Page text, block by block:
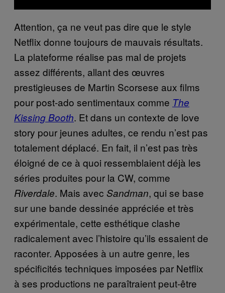
Attention, ça ne veut pas dire que le style
Netflix donne toujours de mauvais résultats.
La plateforme réalise pas mal de projets
assez différents, allant des œuvres
prestigieuses de Martin Scorsese aux films
pour post-ado sentimentaux comme The
Kissing Booth. Et dans un contexte de love
story pour jeunes adultes, ce rendu n’est pas
totalement déplacé. En fait, il n’est pas très
éloigné de ce à quoi ressemblaient déjà les
séries produites pour la CW, comme
Riverdale. Mais avec Sandman, qui se base
sur une bande dessinée appréciée et très
expérimentale, cette esthétique clashe
radicalement avec l’histoire qu’ils essaient de
raconter. Apposées à un autre genre, les
spécificités techniques imposées par Netflix
à ses productions ne paraîtraient peut-être